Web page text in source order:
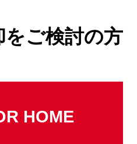
ご検討の方
HOME